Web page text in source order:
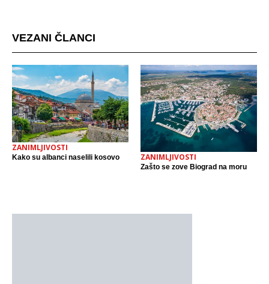
VEZANI ČLANCI
ZANIMLJIVOSTI
Kako su albanci naselili kosovo ZANIMLJIVOSTI
Zašto se zove Biograd na moru